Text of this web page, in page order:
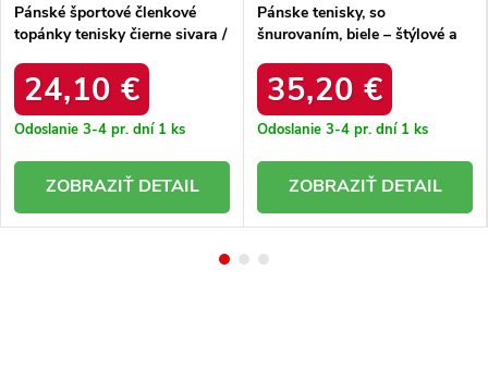
Pánské športové členkové
topánky tenisky čierne sivara /
24,10 €
Odoslanie 3-4 pr. dní 1 ks
DETAIL
Pánske tenisky, so
šnurovaním, biele – štýlové a
35,20 €
Odoslanie 3-4 pr. dní 1 ks
DETAIL